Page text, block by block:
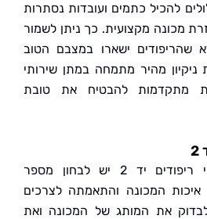
כתמים ועובדות נסתרות
מקצועית. כך ניתן לשמור
ישארו במצבם הטוב
מתמחה במתן שירותי
להבטיח את טובת
כשבוחרים מכונת ניקוי ריפודים יד 2 יש לבחון מספר
והתאמתה לצרכים
המותג של המכונה ואת